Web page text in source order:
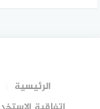
الرئيسية